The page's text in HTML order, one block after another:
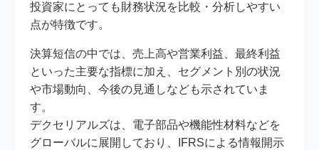
投資家にとっても財務状況を比較・分析しやすい
点が特徴です。
決算短信の中では、売上高や営業利益、最終利益
といった主要な指標に加え、セグメント別の状況
や市場動向、今後の見通しなども示されていま
す。
デクセリアルズは、電子部品や機能性材料などを
グローバルに展開しており、IFRSによる情報開示